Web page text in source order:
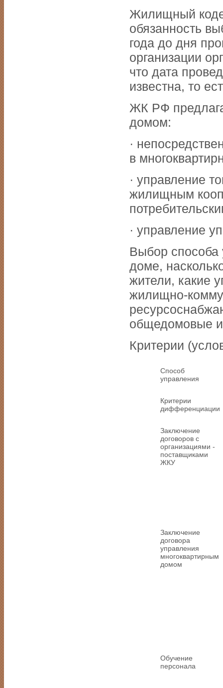
Жилищный
обязанность
года до дня
организации
что дата
известна, то
ЖК РФ
домом:
·
в
· управление
жилищным
· управление
Выбор способа
доме,
жители, какие
жилищно-
общедомовые и
Критерии
Способ
управления
Критерии
дифференциации
Заключение
договоров с
организациями -
поставщиками
ЖКУ
Заключение
договора
управления
многоквартирным
домом
Обучение
персонала